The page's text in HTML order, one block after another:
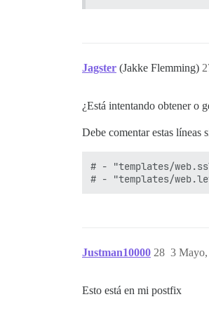
Jagster (Jakke Flemming)
¿Está intentando obtener o
Debe comentar estas líneas
# - "templates/
Justman10000 3
28
Esto está en mi postfix